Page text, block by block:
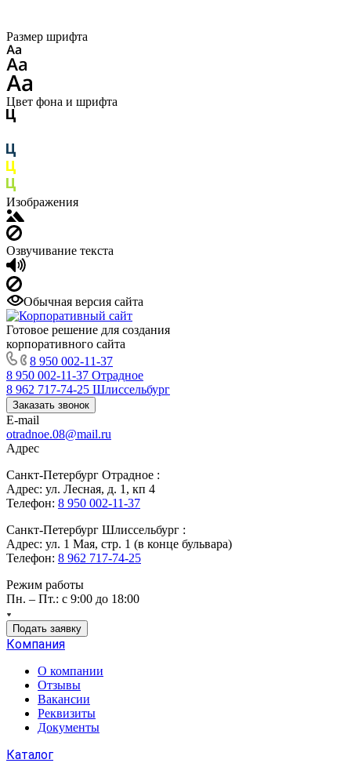
Размер шрифта
Цвет фона и шрифта
Изображения
Озвучивание текста
Обычная версия сайта
Готовое решение для создания
корпоративного сайта
8 950 002-11-37
8 950 002-11-37 Отрадное
8 962 717-74-25 Шлиссельбург
Заказать звонок
E-mail
otradnoe.08@mail.ru
Адрес
Санкт-Петербург Отрадное :
Адрес: ул. Лесная, д. 1, кп 4
Телефон: 8 950 002-11-37
Санкт-Петербург Шлиссельбург :
Адрес: ул. 1 Мая, стр. 1 (в конце бульвара)
Телефон: 8 962 717-74-25
Режим работы
Пн. – Пт.: с 9:00 до 18:00
Подать заявку
Компания
О компании
Отзывы
Вакансии
Реквизиты
Документы
Каталог